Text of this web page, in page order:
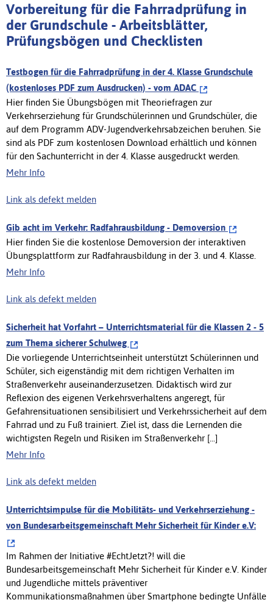
Vorbereitung für die Fahrradprüfung in
der Grundschule - Arbeitsblätter,
Prüfungsbögen und Checklisten
Testbogen für die Fahrradprüfung in der 4. Klasse Grundschule
(kostenloses PDF zum Ausdrucken) - vom ADAC
Hier finden Sie Übungsbögen mit Theoriefragen zur
Verkehrserziehung für Grundschülerinnen und Grundschüler, die
auf dem Programm ADV-Jugendverkehrsabzeichen beruhen. Sie
sind als PDF zum kostenlosen Download erhältlich und können
für den Sachunterricht in der 4. Klasse ausgedruckt werden.
Mehr Info
Link als defekt melden
Gib acht im Verkehr: Radfahrausbildung - Demoversion
Hier finden Sie die kostenlose Demoversion der interaktiven
Übungsplattform zur Radfahrausbildung in der 3. und 4. Klasse.
Mehr Info
Link als defekt melden
Sicherheit hat Vorfahrt – Unterrichtsmaterial für die Klassen 2 - 5
zum Thema sicherer Schulweg
Die vorliegende Unterrichtseinheit unterstützt Schülerinnen und
Schüler, sich eigenständig mit dem richtigen Verhalten im
Straßenverkehr auseinanderzusetzen. Didaktisch wird zur
Reflexion des eigenen Verkehrsverhaltens angeregt, für
Gefahrensituationen sensibilisiert und Verkehrssicherheit auf dem
Fahrrad und zu Fuß trainiert. Ziel ist, dass die Lernenden die
wichtigsten Regeln und Risiken im Straßenverkehr [...]
Mehr Info
Link als defekt melden
Unterrichtsimpulse für die Mobilitäts- und Verkehrserziehung -
von Bundesarbeitsgemeinschaft Mehr Sicherheit für Kinder e.V:
Im Rahmen der Initiative #EchtJetzt?! will die
Bundesarbeitsgemeinschaft Mehr Sicherheit für Kinder e.V. Kinder
und Jugendliche mittels präventiver
Kommunikationsmaßnahmen über Smartphone bedingte Unfälle